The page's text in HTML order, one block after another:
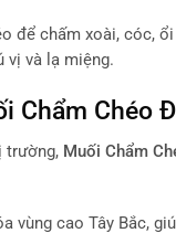
để chấm xoài, cóc,
vị và lạ miệng.
Chẩm Chéo
trường, Muối Chẩm
vùng cao Tây Bắc,